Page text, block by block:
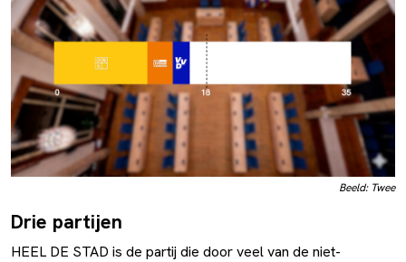
Beeld: Twee
Drie partijen
HEEL DE STAD is de partij die door veel van de niet-